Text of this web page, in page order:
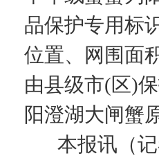
品保护专用标
位置、网围面
由县级市(区)
阳澄湖大闸蟹
本报讯（